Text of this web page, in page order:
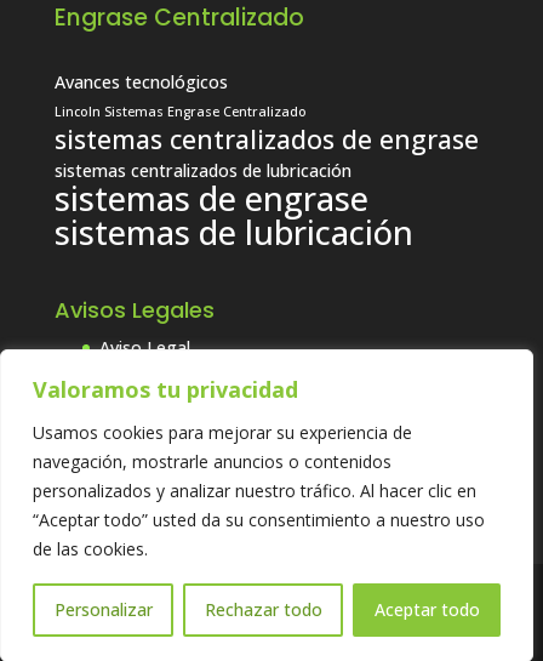
Valoramos tu privacidad
Usamos cookies para mejorar su experiencia de
navegación, mostrarle anuncios o contenidos
personalizados y analizar nuestro tráfico. Al hacer clic en
“Aceptar todo” usted da su consentimiento a nuestro uso
de las cookies.
Personalizar Rechazar todo Aceptar todo
Engrase Centralizado
Avances tecnológicos
Lincoln Sistemas Engrase Centralizado
sistemas centralizados de engrase
sistemas centralizados de lubricación
sistemas de engrase
sistemas de lubricación
Avisos Legales
Aviso Legal
Política de Calidad, Seguridad y
Política de Cookies
Política de Privacidad
2016 © TRIBOLUTION SPAIN. Sistemas de Lubricación
y Engrase Centralizados.